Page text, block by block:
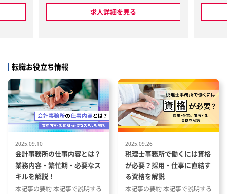
計基準
シェア
携、各
イナン
検討
料作成
計シス
／各種
社の定
・事務所内での書類整理等
求人詳細を見る
転職お役立ち情報
2025.09.10
会計事務所の仕事内容とは？
業務内容・繁忙期・必要なス
キルを解説！
本記事の要約 本記事で説明する
2025.09.26
税理士事務所で働くには資格
が必要？採用・仕事に直結す
る資格を解説
本記事の要約 本記事で説明する